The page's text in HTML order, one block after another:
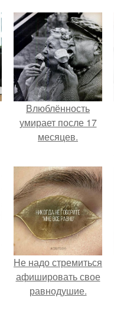
Влюблённость
умирает после 17
месяцев.
Hе надо стремиться
афишировать свое
равнодушие.